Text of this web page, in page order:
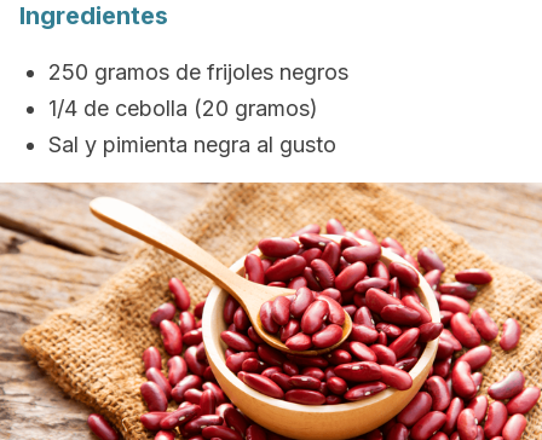
Ingredientes
250 gramos de frijoles negros
1/4 de cebolla (20 gramos)
Sal y pimienta negra al gusto